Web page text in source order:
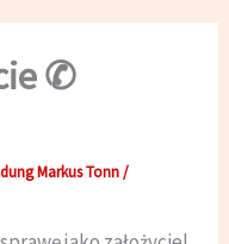
✆
Markus Tonn/